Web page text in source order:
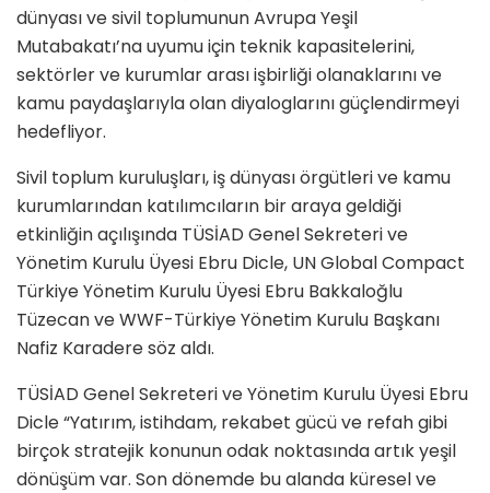
dünyası ve sivil toplumunun Avrupa Yeşil
Mutabakatı’na uyumu için teknik kapasitelerini,
sektörler ve kurumlar arası işbirliği olanaklarını ve
kamu paydaşlarıyla olan diyaloglarını güçlendirmeyi
hedefliyor.
Sivil toplum kuruluşları, iş dünyası örgütleri ve kamu
kurumlarından katılımcıların bir araya geldiği
etkinliğin açılışında TÜSİAD Genel Sekreteri ve
Yönetim Kurulu Üyesi Ebru Dicle, UN Global Compact
Türkiye Yönetim Kurulu Üyesi Ebru Bakkaloğlu
Tüzecan ve WWF-Türkiye Yönetim Kurulu Başkanı
Nafiz Karadere söz aldı.
TÜSİAD Genel Sekreteri ve Yönetim Kurulu Üyesi Ebru
Dicle “Yatırım, istihdam, rekabet gücü ve refah gibi
birçok stratejik konunun odak noktasında artık yeşil
dönüşüm var. Son dönemde bu alanda küresel ve